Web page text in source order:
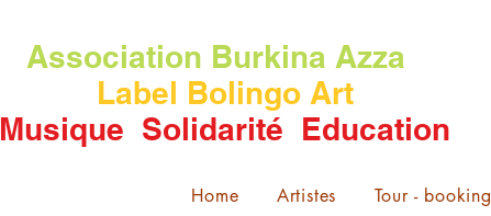
Association Burkina Azza
Label Bolingo Art
Musique Solidarité Education
Home Artistes Tour - booking